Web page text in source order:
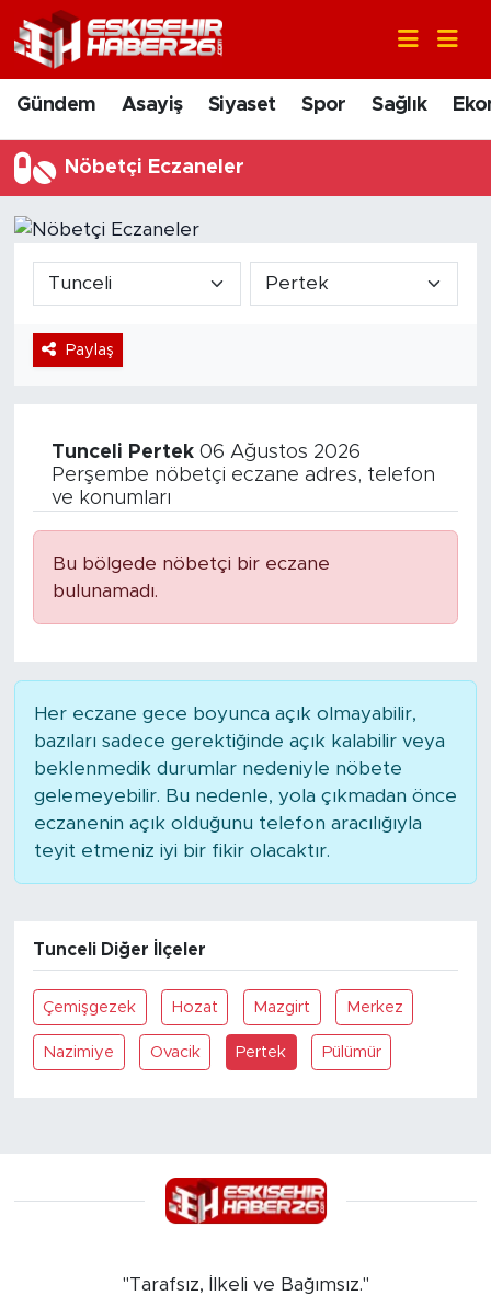
Gündem Asayiş Siyaset Spor Sağlık
Nöbetçi Eczaneler
Paylaş
Tunceli Pertek06 Ağustos 2026
Perşembe nöbetçi eczane adres, telefon
ve konumları
Bu bölgede nöbetçi bir eczane
bulunamadı.
Her eczane gece boyunca açık olmayabilir,
bazıları sadece gerektiğinde açık kalabilir veya
beklenmedik durumlar nedeniyle nöbete
gelemeyebilir. Bu nedenle, yola çıkmadan önce
eczanenin açık olduğunu telefon aracılığıyla
teyit etmeniz iyi bir fikir olacaktır.
Tunceli Diğer İlçeler
Çemişgezek Hozat Mazgirt Merkez
Nazimiye Ovacik Pertek Pülümür
"Tarafsız, İlkeli ve Bağımsız."
Gündem
Asayiş
Siyaset
Sağlık
Ekonomi
Sanat
Bölge
Teknoloji
Sektör
Nöbetçi Eczaneler
Hava Durumu
Trafik Durumu
Tüm Manşetler
Son Dakika Haberleri